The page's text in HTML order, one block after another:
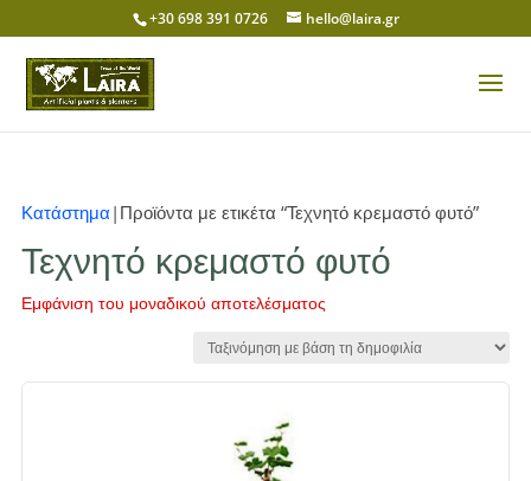
+30 698 391 0726 hello@laira.gr
Κατάστημα |Προϊόντα με ετικέτα “Τεχνητό κρεμαστό φυτό”
Τεχνητό κρεμαστό φυτό
Εμφάνιση του μοναδικού αποτελέσματος